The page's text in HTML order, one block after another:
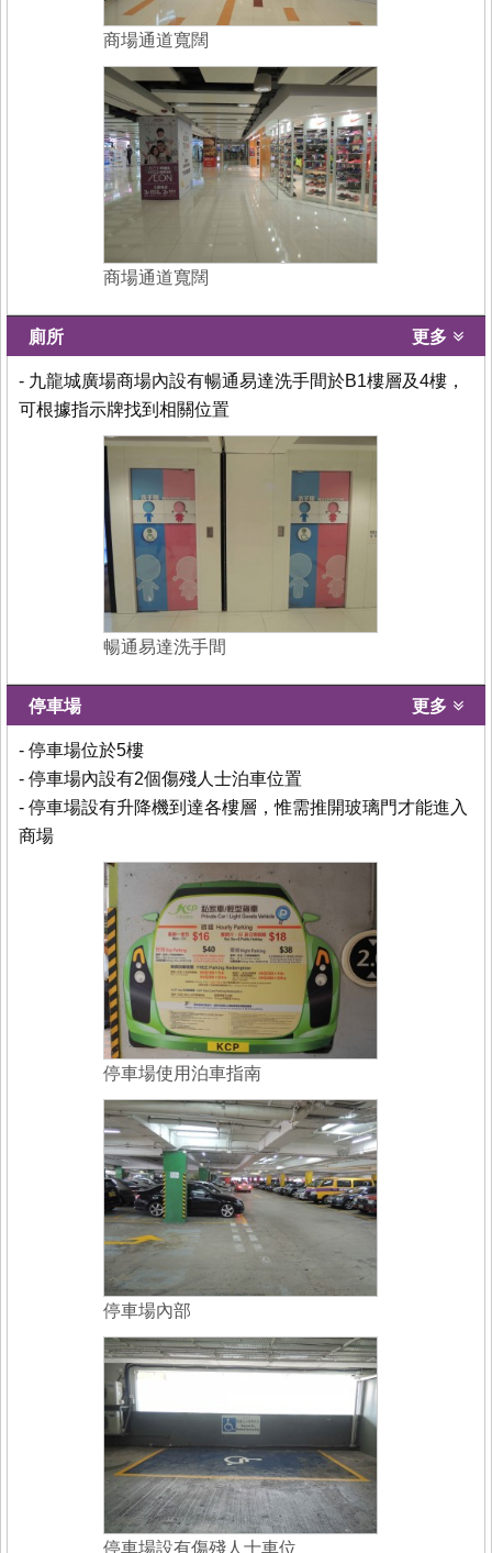
商場通道寬闊
商場通道寬闊
廁所 更多
- 九龍城廣場商場內設有暢通易達洗手間於B1樓層及4樓，
可根據指示牌找到相關位置
暢通易達洗手間
停車場 更多
- 停車場位於5樓
- 停車場內設有2個傷殘人士泊車位置
- 停車場設有升降機到達各樓層，惟需推開玻璃門才能進入
商場
停車場使用泊車指南
停車場內部
停車場設有傷殘人士車位